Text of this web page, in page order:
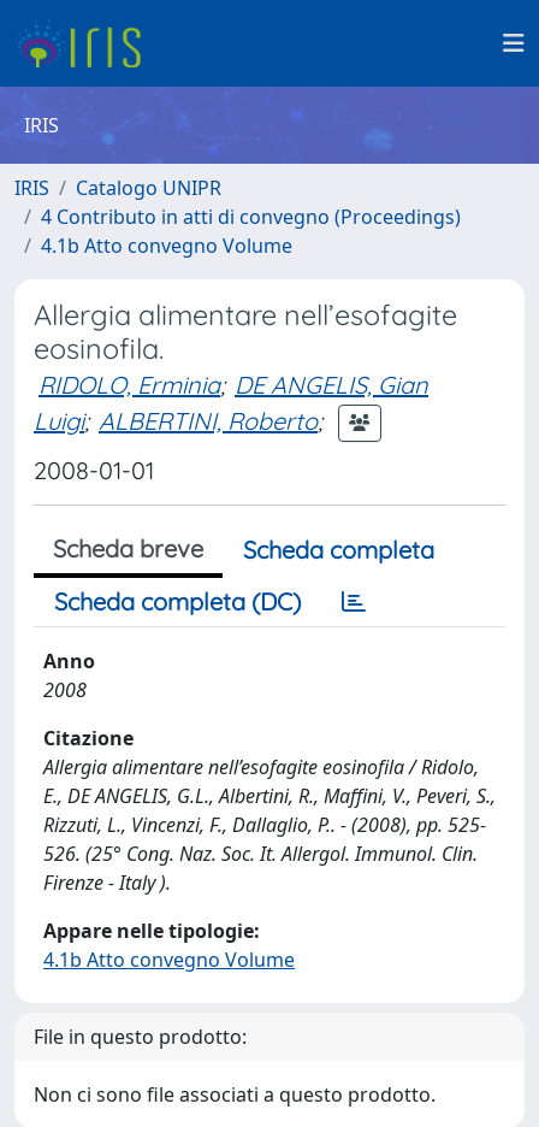
IRIS
IRIS
Catalogo UNIPR
4 Contributo in atti di convegno (Proceedings)
4.1b Atto convegno Volume
Allergia alimentare nell’esofagite
eosinofila.
RIDOLO, Erminia; DE ANGELIS, Gian
Luigi; ALBERTINI, Roberto;
2008-01-01
Scheda breve
Scheda completa
Scheda completa (DC)
Anno
2008
Citazione
Allergia alimentare nell’esofagite eosinofila / Ridolo,
E., DE ANGELIS, G.L., Albertini, R., Maffini, V., Peveri, S.,
Rizzuti, L., Vincenzi, F., Dallaglio, P.. - (2008), pp. 525-
526. (25° Cong. Naz. Soc. It. Allergol. Immunol. Clin.
Firenze - Italy ).
Appare nelle tipologie:
4.1b Atto convegno Volume
File in questo prodotto:
Non ci sono file associati a questo prodotto.